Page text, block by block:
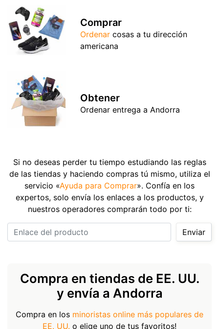
Comprar
Ordenar cosas a tu dirección
americana
Obtener
Ordenar entrega a Andorra
Si no deseas perder tu tiempo estudiando las reglas
de las tiendas y haciendo compras tú mismo, utiliza el
servicio «Ayuda para Comprar». Confía en los
expertos, solo envía los enlaces a los productos, y
nuestros operadores comprarán todo por ti:
Enviar
Compra en tiendas de EE. UU.
y envía a Andorra
Compra en los minoristas online más populares de
EE. UU. o elige uno de tus favoritos!